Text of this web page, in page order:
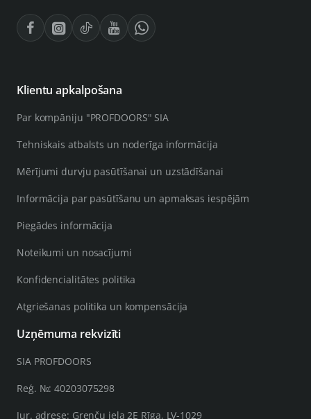
Klientu apkalpošana
Par kompāniju "PROFDOORS" SIA
Tehniskais atbalsts un noderīga informācija
Mērījumi durvju pasūtīšanai un uzstādīšanai
Informācija par pasūtīšanu un apmaksas iespējām
Piegādes informācija
Noteikumi un nosacījumi
Konfidencialitātes politika
Atgriešanas politika un kompensācija
Uzņēmuma rekvizīti
SIA PROFDOORS
Reģ. №: 40203075298
Jur. adrese: Grenču iela 2E Rīga, LV-1029